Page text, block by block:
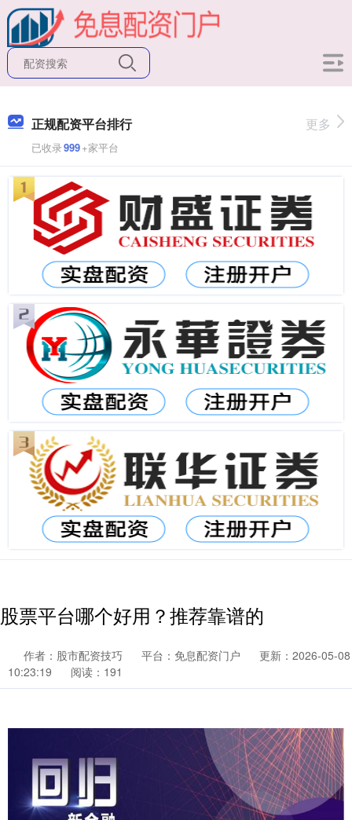
正规配资平台排行
已收录999+家平台
更多
股票平台哪个好用？推荐靠谱的
作者：股市配资技巧 平台：免息配资门户
更新：2026-05-08
10:23:19
阅读：191